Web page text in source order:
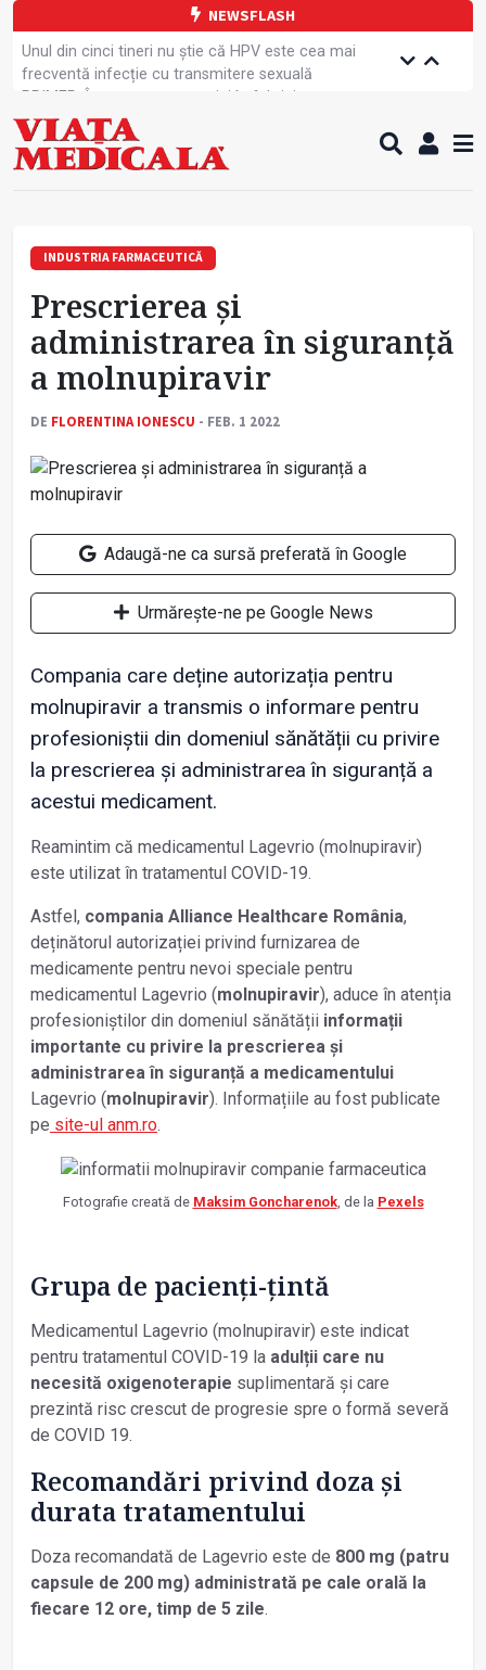
NEWSFLASH
Unul din cinci tineri nu știe că HPV este cea mai
frecventă infecție cu transmitere sexuală
PRIMER: Întreruperea energiei în fabrici ar pune
pacienții în pericol
Subiecte unice la examenul de specialist
Comercializarea unor medicamente, blocată
caniculă?
Un nou studiu pentru testarea unui vaccin împotriva
tulpinei Bundibugyo a virusului Ebola
Alăptarea, esențială pentru sănătatea mamei și
copilului
Concursul Internațional George Enescu, la ceas
aniversar
INDUSTRIA FARMACEUTICĂ
Prescrierea și
administrarea în siguranță
a molnupiravir
DE FLORENTINA IONESCU - FEB. 1 2022
Adaugă-ne ca sursă preferată în Google
Urmărește-ne pe Google News
Compania care deține autorizația pentru
molnupiravir a transmis o informare pentru
profesioniștii din domeniul sănătății cu privire
la prescrierea și administrarea în siguranță a
acestui medicament.
Reamintim că medicamentul Lagevrio (molnupiravir)
este utilizat în tratamentul COVID-19.
Astfel, compania Alliance Healthcare România,
deținătorul autorizației privind furnizarea de
medicamente pentru nevoi speciale pentru
medicamentul Lagevrio (molnupiravir), aduce în atenția
profesioniștilor din domeniul sănătății informații
importante cu privire la prescrierea și
administrarea în siguranță a medicamentului
Lagevrio (molnupiravir). Informațiile au fost publicate
pe site-ul anm.ro.
Fotografie creată de Maksim Goncharenok, de la Pexels
Grupa de pacienți-țintă
Medicamentul Lagevrio (molnupiravir) este indicat
pentru tratamentul COVID-19 la adulții care nu
necesită oxigenoterapie suplimentară și care
prezintă risc crescut de progresie spre o formă severă
de COVID 19.
Recomandări privind doza și
durata tratamentului
Doza recomandată de Lagevrio este de 800 mg (patru
capsule de 200 mg) administrată pe cale orală la
fiecare 12 ore, timp de 5 zile.